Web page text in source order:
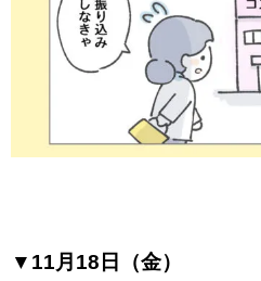
▼11月18日（金）